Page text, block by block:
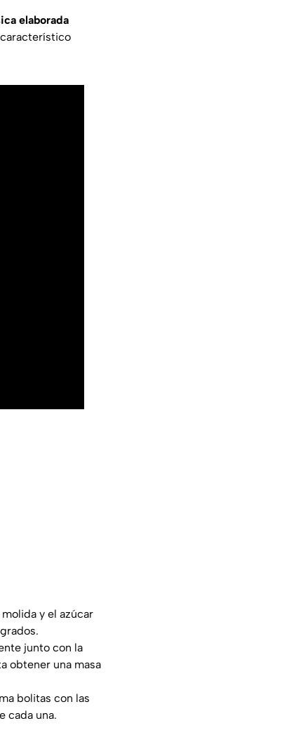
elaborada
y el azúcar
junto con la
obtener una masa
bolitas con las
cada una.